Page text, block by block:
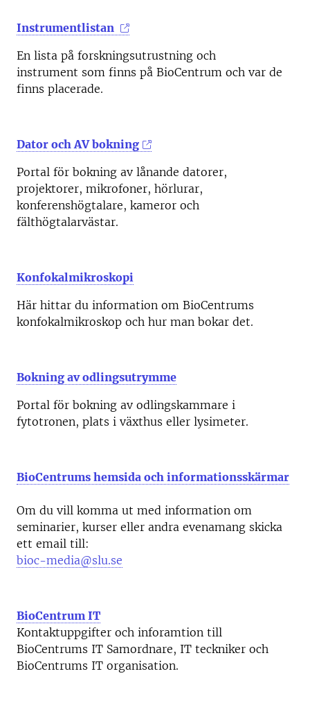
Instrumentlistan
En lista på forskningsutrustning och
instrument som finns på BioCentrum och var de
finns placerade.
Dator och AV bokning
Portal för bokning av lånande datorer,
projektorer, mikrofoner, hörlurar,
konferenshögtalare, kameror och
fälthögtalarvästar.
Konfokalmikroskopi
Här hittar du information om BioCentrums
konfokalmikroskop och hur man bokar det.
Bokning av odlingsutrymme
Portal för bokning av odlingskammare i
fytotronen, plats i växthus eller lysimeter.
BioCentrums hemsida och informationsskärmar
Om du vill komma ut med information om
seminarier, kurser eller andra evenamang skicka
ett email till:
bioc-media@slu.se
BioCentrum IT
Kontaktuppgifter och inforamtion till
BioCentrums IT Samordnare, IT teckniker och
BioCentrums IT organisation.